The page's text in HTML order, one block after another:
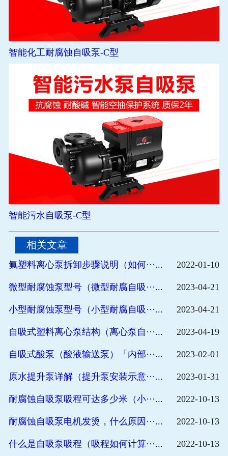
智能化工耐腐蚀自吸泵-C型
智能污水自吸泵-C型
相关文章
氟塑料离心泵拆卸步骤说明（如何···... 2022-01-10
微型耐腐蚀泵型号（微型耐腐自吸···... 2023-04-21
小型耐腐蚀泵型号（小型耐腐自吸···... 2023-04-21
自吸式塑料离心泵结构（离心泵自···... 2023-04-19
自吸式酸泵（酸液输送泵）「内部···... 2023-02-01
原水提升泵详解（提升泵安装示意···... 2023-01-31
耐腐蚀自吸泵吸程可达多少米（小···... 2022-10-13
耐腐蚀自吸泵电机发烫，什么原因···... 2022-10-13
什么是自吸泵吸程（吸程如何计算···... 2022-10-13